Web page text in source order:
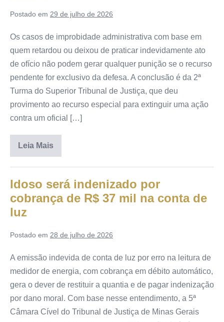
Postado em 29 de julho de 2026
Os casos de improbidade administrativa com base em
quem retardou ou deixou de praticar indevidamente ato
de ofício não podem gerar qualquer punição se o recurso
pendente for exclusivo da defesa. A conclusão é da 2ª
Turma do Superior Tribunal de Justiça, que deu
provimento ao recurso especial para extinguir uma ação
contra um oficial […]
Leia Mais
Idoso será indenizado por
cobrança de R$ 37 mil na conta de
luz
Postado em 28 de julho de 2026
A emissão indevida de conta de luz por erro na leitura de
medidor de energia, com cobrança em débito automático,
gera o dever de restituir a quantia e de pagar indenização
por dano moral. Com base nesse entendimento, a 5ª
Câmara Cível do Tribunal de Justiça de Minas Gerais